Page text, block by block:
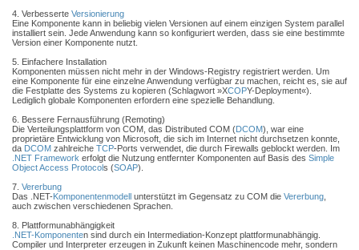
4. Verbesserte Versionierung
Eine Komponente kann in beliebig vielen Versionen auf einem einzigen System parallel
installiert sein. Jede Anwendung kann so konfiguriert werden, dass sie eine bestimmte
Version einer Komponente nutzt.
5. Einfachere Installation
Komponenten müssen nicht mehr in der Windows-Registry registriert werden. Um
eine Komponente für eine einzelne Anwendung verfügbar zu machen, reicht es, sie auf
die Festplatte des Systems zu kopieren (Schlagwort »XCOPY-Deployment«).
Lediglich globale Komponenten erfordern eine spezielle Behandlung.
6. Bessere Fernausführung (Remoting)
Die Verteilungsplattform von COM, das Distributed COM (DCOM), war eine
proprietäre Entwicklung von Microsoft, die sich im Internet nicht durchsetzen konnte,
da DCOM zahlreiche TCP-Ports verwendet, die durch Firewalls geblockt werden. Im
.NET Framework erfolgt die Nutzung entfernter Komponenten auf Basis des Simple
Object Access Protocols (SOAP).
7. Vererbung
Das .NET-Komponentenmodell unterstützt im Gegensatz zu COM die Vererbung
auch zwischen verschiedenen Sprachen.
8. Plattformunabhängigkeit
.NET-Komponenten sind durch ein Intermediation-Konzept plattformunabhängig.
Compiler und Interpreter erzeugen in Zukunft keinen Maschinencode mehr, sondern